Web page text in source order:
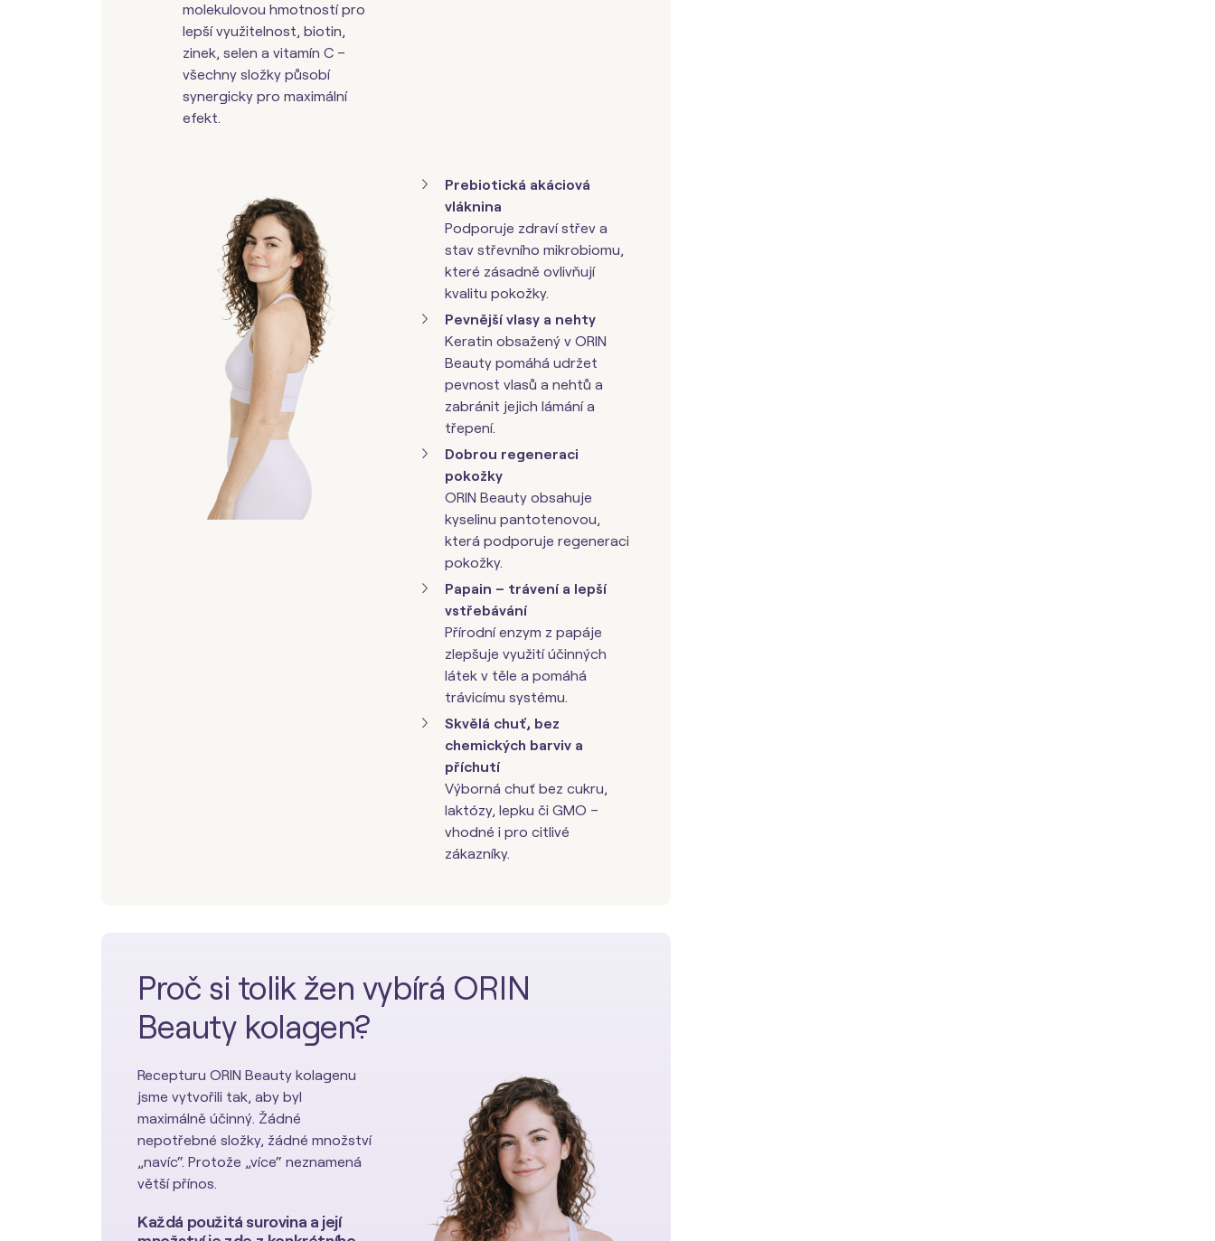
molekulovou hmotností pro
lepší využitelnost, biotin,
zinek, selen a vitamín C –
všechny složky působí
synergicky pro maximální
efekt.
Prebiotická akáciová
vláknina
Podporuje zdraví střev a
stav střevního mikrobiomu,
které zásadně ovlivňují
kvalitu pokožky.
Pevnější vlasy a nehty
Keratin obsažený v ORIN
Beauty pomáhá udržet
pevnost vlasů a nehtů a
zabránit jejich lámání a
třepení.
Dobrou regeneraci
pokožky
ORIN Beauty obsahuje
kyselinu pantotenovou,
která podporuje regeneraci
pokožky.
Papain – trávení a lepší
vstřebávání
Přírodní enzym z papáje
zlepšuje využití účinných
látek v těle a pomáhá
trávicímu systému.
Skvělá chuť, bez
chemických barviv a
příchutí
Výborná chuť bez cukru,
laktózy, lepku či GMO –
vhodné i pro citlivé
zákazníky.
Proč si tolik žen vybírá ORIN
Beauty kolagen?
Recepturu ORIN Beauty kolagenu
jsme vytvořili tak, aby byl
maximálně účinný. Žádné
nepotřebné složky, žádné množství
„navíc“. Protože „více“ neznamená
větší přínos.
Každá použitá surovina a její